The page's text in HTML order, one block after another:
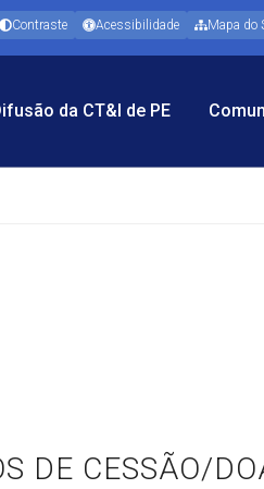
Contraste Acessibilidade Mapa do
da CT&I de PE
DE CESSÃO/